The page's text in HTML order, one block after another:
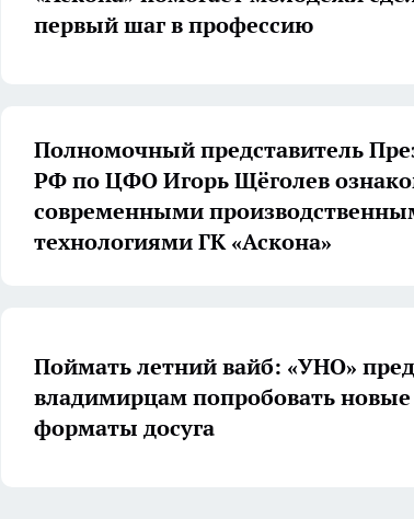
первый шаг в профессию
Полномочный представитель
РФ по ЦФО Игорь Щёголев
современными
технологиями ГК «Аскона»
Поймать летний вайб: «УНО»
владимирцам попробовать новые
форматы досуга